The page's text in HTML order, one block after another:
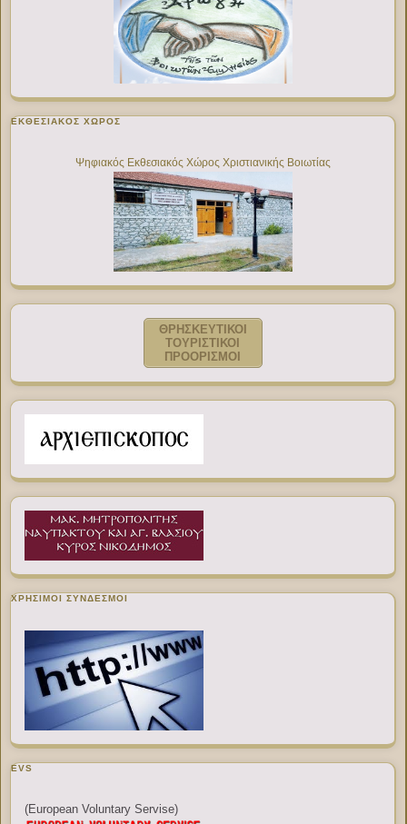
ΕΚΘΕΣΙΑΚΌΣ ΧΏΡΟΣ
Ψηφιακός Εκθεσιακός Χώρος Χριστιανικής Βοιωτίας
ΘΡΗΣΚΕΥΤΙΚΟΙ
ΤΟΥΡΙΣΤΙΚΟΙ
ΠΡΟΟΡΙΣΜΟΙ
ΧΡΉΣΙΜΟΙ ΣΎΝΔΕΣΜΟΙ
EVS
(European Voluntary Servise)